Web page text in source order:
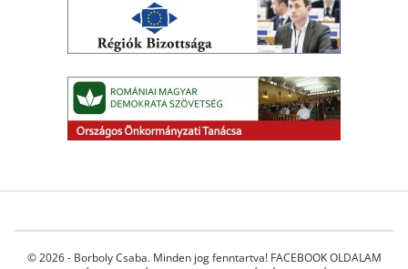
© 2026 - Borboly Csaba. Minden jog fenntartva! FACEBOOK OLDALAM